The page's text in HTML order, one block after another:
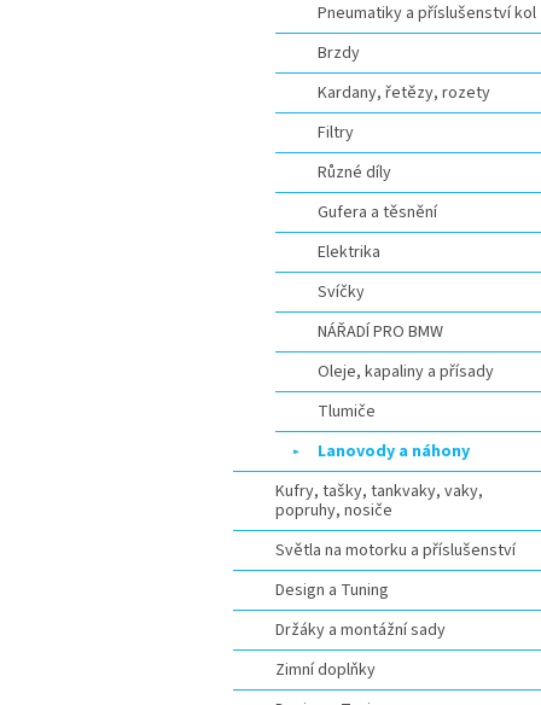
Pneumatiky a příslušenství kol
Brzdy
Kardany, řetězy, rozety
Filtry
Různé díly
Gufera a těsnění
Elektrika
Svíčky
NÁŘADÍ PRO BMW
Oleje, kapaliny a přísady
Tlumiče
Lanovody a náhony
Kufry, tašky, tankvaky, vaky,
popruhy, nosiče
Světla na motorku a příslušenství
Design a Tuning
Držáky a montážní sady
Zimní doplňky